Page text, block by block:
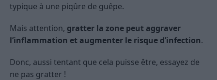
typique à une piqûre de guêpe.
Mais attention, gratter la zone peut aggraver
l’inflammation et augmenter le risque d’infection.
Donc, aussi tentant que cela puisse être, essayez de
ne pas gratter !